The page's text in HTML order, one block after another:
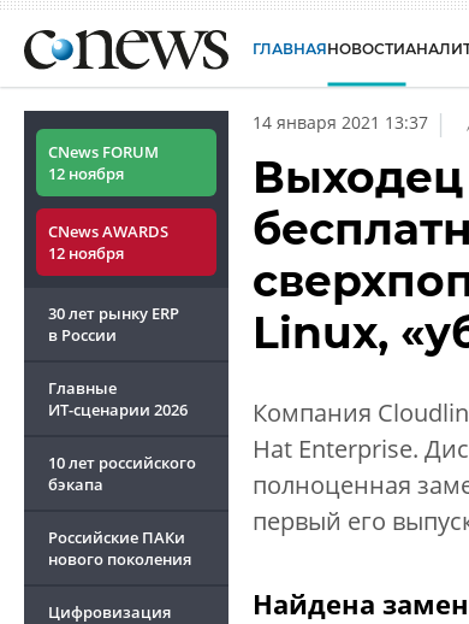
ГЛАВНАЯНОВОСТИ
CNews FORUM
12 ноября
CNews AWARDS
12 ноября
30 лет рынку ERP
в России
Главные
ИТ-сценарии 2026
10 лет российского
бэкапа
Российские ПАКи
нового поколения
Цифровизация
14 января 2021 13:37 |
Выходец
Linux,
Компания
Hat Enterprise.
полноценная
первый его
Найдена